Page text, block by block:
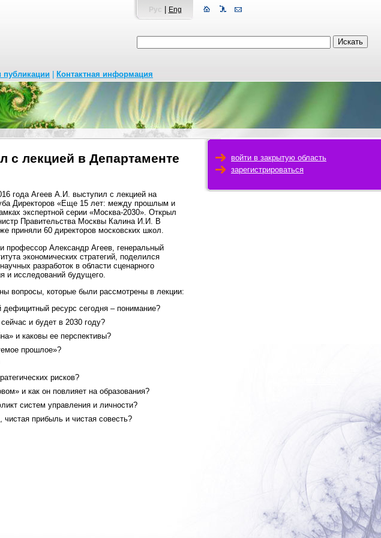
Рус Eng
публикации Контактная информация
с лекцией в Департаменте
года Агеев А.И. выступил с лекцией на
Директоров «Еще 15 лет: между прошлым и
экспертной серии «Москва-2030». Открыл
Правительства Москвы Калина И.И. В
приняли 60 директоров московских школ.
профессор Александр Агеев, генеральный
экономических стратегий, поделился
разработок в области сценарного
и исследований будущего.
вопросы, которые были рассмотрены в лекции:
ресурс сегодня – понимание?
и будет в 2030 году?
и каковы ее перспективы?
прошлое»?
рисков?
и как он повлияет на образования?
систем управления и личности?
прибыль и чистая совесть?
войти в закрытую область
зарегистрироваться